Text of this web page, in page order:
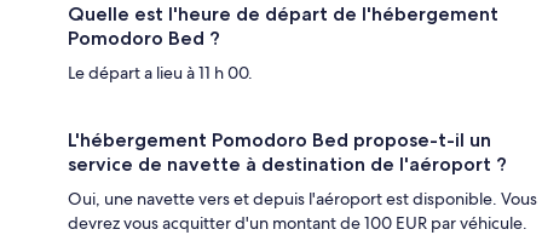
Quelle est l'heure de départ de l'hébergement
Pomodoro Bed ?
Le départ a lieu à 11 h 00.
L'hébergement Pomodoro Bed propose-t-il un
service de navette à destination de l'aéroport ?
Oui, une navette vers et depuis l'aéroport est disponible. Vous
devrez vous acquitter d'un montant de 100 EUR par véhicule.